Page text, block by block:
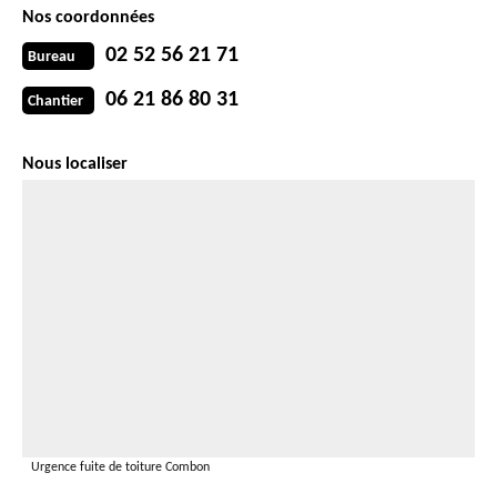
Nos coordonnées
Bureau 02 52 56 21 71
Chantier 06 21 86 80 31
Nous localiser
Urgence fuite de toiture Combon